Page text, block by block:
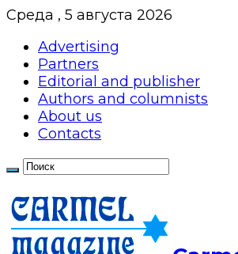
Среда , 5 августа 2026
Advertising
Partners
Editorial and publisher
Authors and columnists
About us
Contacts